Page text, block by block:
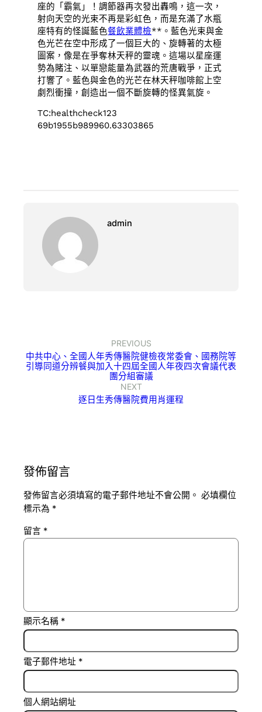
座的「霸氣」！調節器再次發出轟鳴，這一次，
射向天空的光束不再是彩虹色，而是充滿了水瓶
座特有的怪誕藍色餐飲業體檢**。藍色光束與金
色光芒在空中形成了一個巨大的、旋轉著的太極
圖案，像是在爭奪林天秤的靈魂。這場以星座運
勢為賭注、以單戀能量為武器的荒唐戰爭，正式
打響了。藍色與金色的光芒在林天秤咖啡館上空
劇烈衝撞，創造出一個不斷旋轉的怪異氣旋。
TC:healthcheck123
69b1955b989960.63303865
admin
PREVIOUS
中共中心、全國人年秀傳醫院健檢夜常委會、國務院等
引導同道分辨餐與加入十四屆全國人年夜四次會議代表
團分組審議
NEXT
逐日生秀傳醫院費用肖運程
發佈留言
發佈留言必須填寫的電子郵件地址不會公開。 必填欄位
標示為 *
留言 *
顯示名稱 *
電子郵件地址 *
個人網站網址